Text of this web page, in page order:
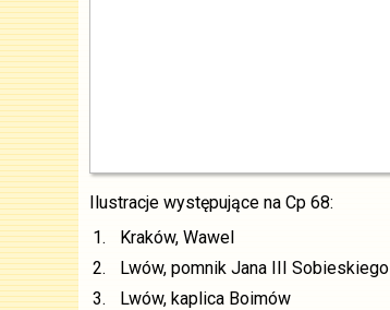
Ilustracje występujące na Cp 68:
1.
Kraków, Wawel
2.
Lwów, pomnik Jana III Sobieskiego
3.
Lwów, kaplica Boimów